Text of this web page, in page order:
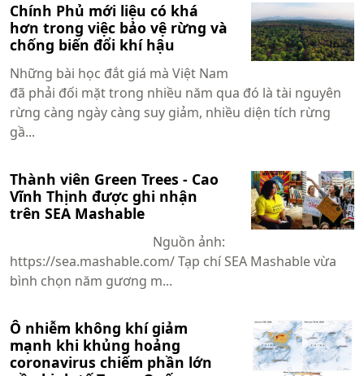
Chính Phủ mới liệu có khá
hơn trong việc bảo vệ rừng và
chống biến đổi khí hậu
Những bài học đắt giá mà Việt Nam
đã phải đối mặt trong nhiều năm qua đó là tài nguyên
rừng càng ngày càng suy giảm, nhiều diện tích rừng
gầ...
Thành viên Green Trees - Cao
Vĩnh Thịnh được ghi nhận
trên SEA Mashable
Nguồn ảnh:
https://sea.mashable.com/ Tạp chí SEA Mashable vừa
bình chọn năm gương m...
Ô nhiễm không khí giảm
mạnh khi khủng hoảng
coronavirus chiếm phần lớn